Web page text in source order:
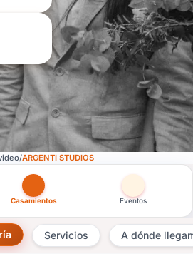
ARGENTI STUDIOS
ficha por tipo de festejo
Casamientos Eventos
Servicios A dónde